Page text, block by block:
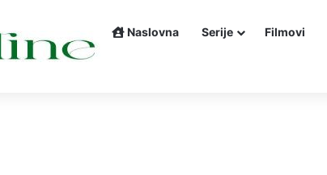
Naslovna Serije Filmovi